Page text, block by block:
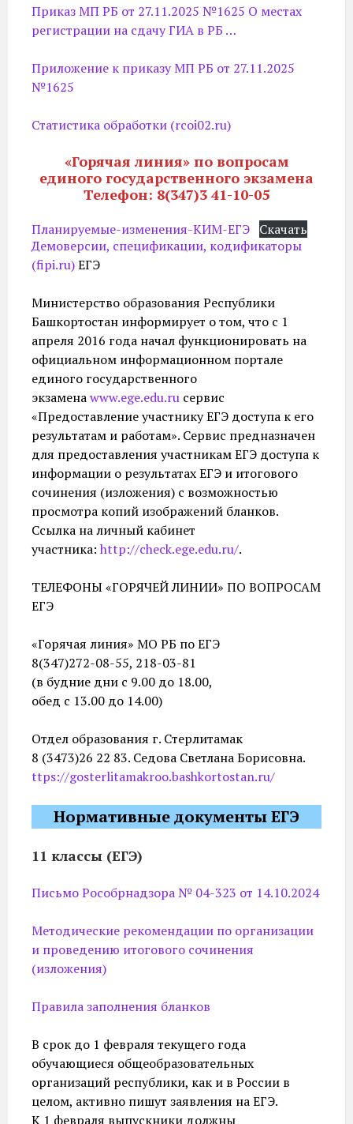
Приказ МП РБ от 27.11.2025 №1625 О местах
регистрации на сдачу ГИА в РБ …
Приложение к приказу МП РБ от 27.11.2025
№1625
Статистика обработки (rcoi02.ru)
«Горячая линия» по вопросам
единого государственного экзамена
Телефон: 8(347)3 41-10-05
Планируемые-изменения-КИМ-ЕГЭ Скачать
Демоверсии, спецификации, кодификаторы
(fipi.ru)ЕГЭ
Министерство образования Республики
Башкортостан информирует о том, что с 1
апреля 2016 года начал функционировать на
официальном информационном портале
единого государственного
экзаменаwww.ege.edu.ru сервис
«Предоставление участнику ЕГЭ доступа к его
результатам и работам». Сервис предназначен
для предоставления участникам ЕГЭ доступа к
информации о результатах ЕГЭ и итогового
сочинения (изложения) с возможностью
просмотра копий изображений бланков.
Ссылка на личный кабинет
участника: http://check.ege.edu.ru/.
ТЕЛЕФОНЫ «ГОРЯЧЕЙ ЛИНИИ» ПО ВОПРОСАМ
ЕГЭ
«Горячая линия» МО РБ по ЕГЭ
8(347)272-08-55, 218-03-81
(в будние дни с 9.00 до 18.00,
обед с 13.00 до 14.00)
Отдел образования г. Стерлитамак
8 (3473)26 22 83. Седова Светлана Борисовна.
ttps://gosterlitamakroo.bashkortostan.ru/
Нормативные документы ЕГЭ
11 классы (ЕГЭ)
Письмо Рособрнадзора № 04-323 от 14.10.2024
Методические рекомендации по организации
и проведению итогового сочинения
(изложения)
Правила заполнения бланков
В срок до 1 февраля текущего года
обучающиеся общеобразовательных
организаций республики, как и в России в
целом, активно пишут заявления на ЕГЭ.
К 1 февраля выпускники должны